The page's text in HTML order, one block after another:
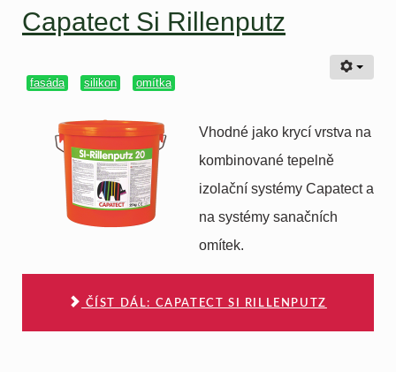
Capatect Si Rillenputz
fasáda silikon omítka
Vhodné jako krycí vrstva na
kombinované tepelně
izolační systémy Capatect a
na systémy sanačních
omítek.
ČÍST DÁL: CAPATECT SI RILLENPUTZ